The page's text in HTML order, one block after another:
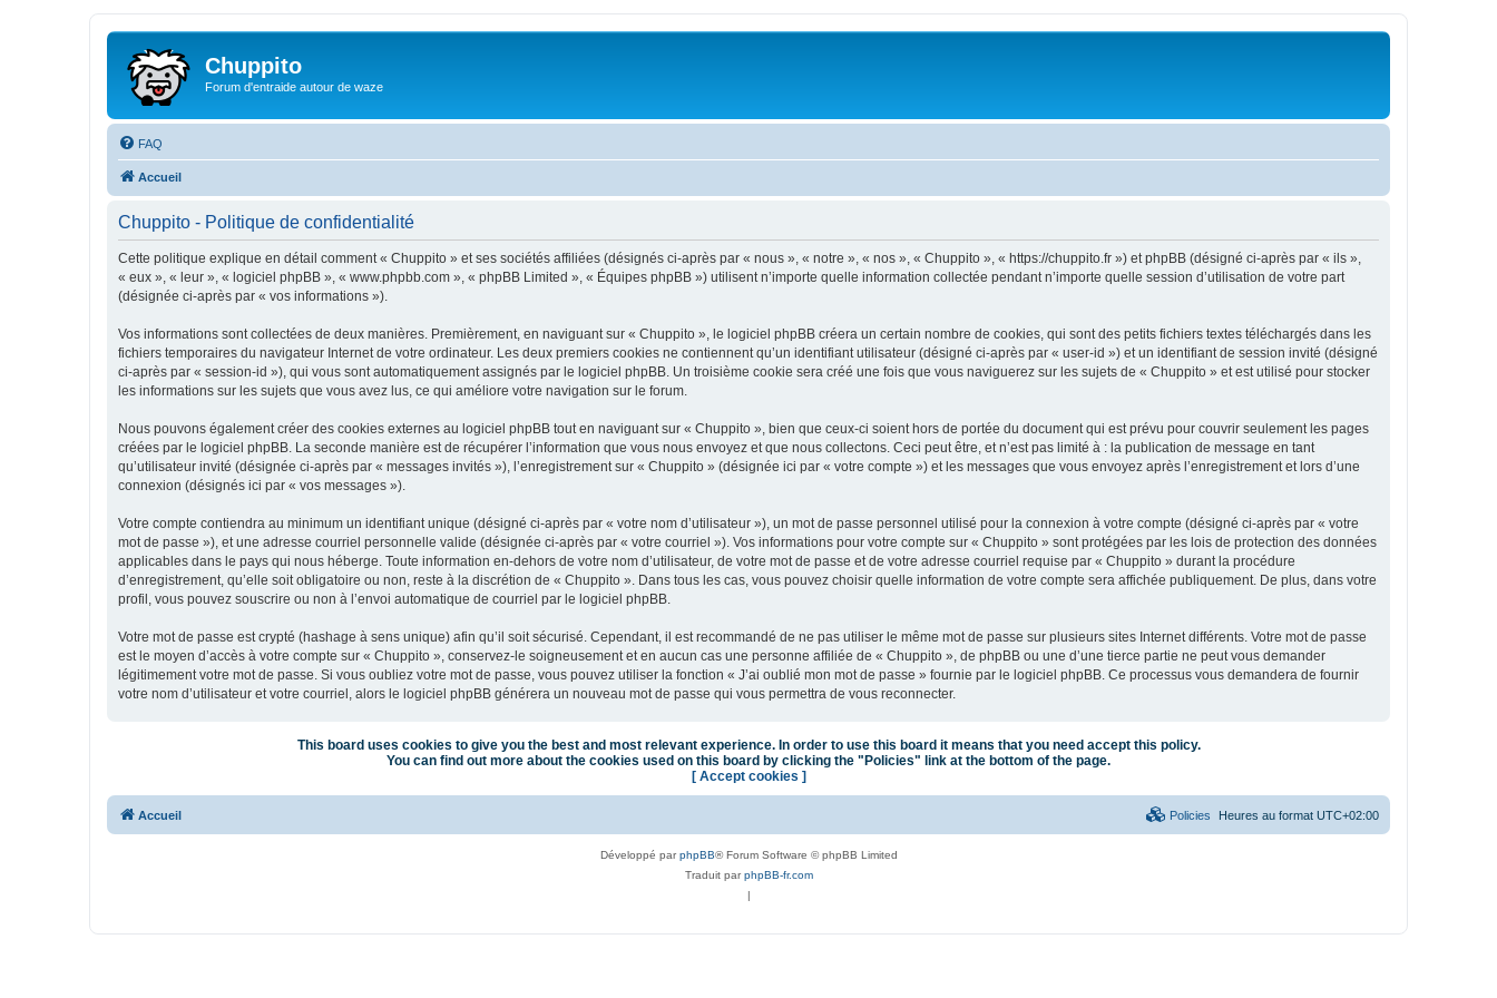
Chuppito
Forum d'entraide autour de waze
FAQ
Accueil
Chuppito - Politique de confidentialité
Cette politique explique en détail comment « Chuppito » et ses sociétés affiliées (désignés ci-après par « nous », « notre », « nos », « Chuppito », « https://chuppito.fr ») et phpBB (désigné ci-après par « ils »,
« eux », « leur », « logiciel phpBB », « www.phpbb.com », « phpBB Limited », « Équipes phpBB ») utilisent n’importe quelle information collectée pendant n’importe quelle session d’utilisation de votre part
(désignée ci-après par « vos informations »).
Vos informations sont collectées de deux manières. Premièrement, en naviguant sur « Chuppito », le logiciel phpBB créera un certain nombre de cookies, qui sont des petits fichiers textes téléchargés dans les
fichiers temporaires du navigateur Internet de votre ordinateur. Les deux premiers cookies ne contiennent qu’un identifiant utilisateur (désigné ci-après par « user-id ») et un identifiant de session invité (désigné
ci-après par « session-id »), qui vous sont automatiquement assignés par le logiciel phpBB. Un troisième cookie sera créé une fois que vous naviguerez sur les sujets de « Chuppito » et est utilisé pour stocker
les informations sur les sujets que vous avez lus, ce qui améliore votre navigation sur le forum.
Nous pouvons également créer des cookies externes au logiciel phpBB tout en naviguant sur « Chuppito », bien que ceux-ci soient hors de portée du document qui est prévu pour couvrir seulement les pages
créées par le logiciel phpBB. La seconde manière est de récupérer l’information que vous nous envoyez et que nous collectons. Ceci peut être, et n’est pas limité à : la publication de message en tant
qu’utilisateur invité (désignée ci-après par « messages invités »), l’enregistrement sur « Chuppito » (désignée ici par « votre compte ») et les messages que vous envoyez après l’enregistrement et lors d’une
connexion (désignés ici par « vos messages »).
Votre compte contiendra au minimum un identifiant unique (désigné ci-après par « votre nom d’utilisateur »), un mot de passe personnel utilisé pour la connexion à votre compte (désigné ci-après par « votre
mot de passe »), et une adresse courriel personnelle valide (désignée ci-après par « votre courriel »). Vos informations pour votre compte sur « Chuppito » sont protégées par les lois de protection des données
applicables dans le pays qui nous héberge. Toute information en-dehors de votre nom d’utilisateur, de votre mot de passe et de votre adresse courriel requise par « Chuppito » durant la procédure
d’enregistrement, qu’elle soit obligatoire ou non, reste à la discrétion de « Chuppito ». Dans tous les cas, vous pouvez choisir quelle information de votre compte sera affichée publiquement. De plus, dans votre
profil, vous pouvez souscrire ou non à l’envoi automatique de courriel par le logiciel phpBB.
Votre mot de passe est crypté (hashage à sens unique) afin qu’il soit sécurisé. Cependant, il est recommandé de ne pas utiliser le même mot de passe sur plusieurs sites Internet différents. Votre mot de passe
est le moyen d’accès à votre compte sur « Chuppito », conservez-le soigneusement et en aucun cas une personne affiliée de « Chuppito », de phpBB ou une d’une tierce partie ne peut vous demander
légitimement votre mot de passe. Si vous oubliez votre mot de passe, vous pouvez utiliser la fonction « J’ai oublié mon mot de passe » fournie par le logiciel phpBB. Ce processus vous demandera de fournir
votre nom d’utilisateur et votre courriel, alors le logiciel phpBB générera un nouveau mot de passe qui vous permettra de vous reconnecter.
This board uses cookies to give you the best and most relevant experience. In order to use this board it means that you need accept this policy.
You can find out more about the cookies used on this board by clicking the "Policies" link at the bottom of the page.
[ Accept cookies ]
Accueil Heures au format UTC+02:00
Policies
Développé parphpBB® Forum Software © phpBB Limited
Traduit parphpBB-fr.com
|